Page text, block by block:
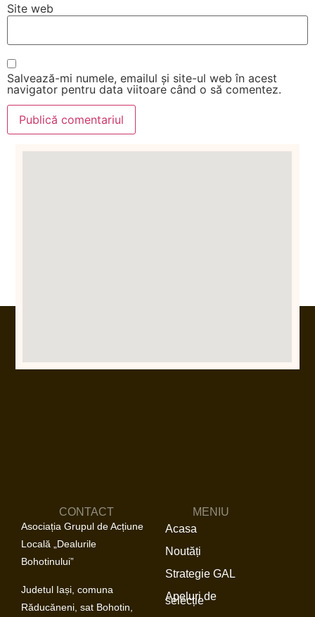
Site web
Salvează-mi numele, emailul și site-ul web în acest
navigator pentru data viitoare când o să comentez.
CONTACT
Asociația Grupul de Acțiune
Locală „Dealurile
Bohotinului”
Judetul Iași, comuna
Răducăneni, sat Bohotin,
MENIU
Acasa
Noutăți
Strategie GAL
Apeluri de
selecție